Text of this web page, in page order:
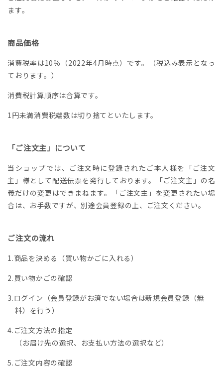
ます。
商品価格
消費税率は10％（2022年4月時点）です。（税込み表示となっ
ております。）
消費税計算順序は合算です。
1円未満消費税端数は切り捨てといたします。
「ご注文主」について
当ショップでは、ご注文時に登録されたご本人様を「ご注文
主」様として配送伝票を発行しております。「ご注文主」の名
義だけの変更はできまねます。「ご注文主」を変更されたい場
合は、お手数ですが、別途会員登録の上、ご注文ください。
ご注文の流れ
商品を決める（買い物かごに入れる）
買い物かごの確認
ログイン（会員登録がお済でない場合は新規会員登録（無
料）を行う）
ご注文方法の指定
（お届け先の選択、お支払い方法の選択など）
ご注文内容の確認